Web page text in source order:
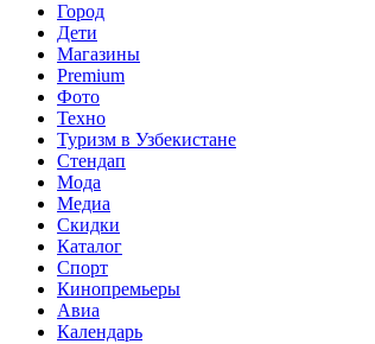
Город
Дети
Магазины
Premium
Фото
Техно
Туризм в Узбекистане
Стендап
Мода
Медиа
Скидки
Каталог
Спорт
Кинопремьеры
Авиа
Календарь